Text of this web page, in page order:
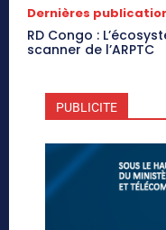
Dernières
RD Congo :
scanner de l’ARPTC
PUBLICITE